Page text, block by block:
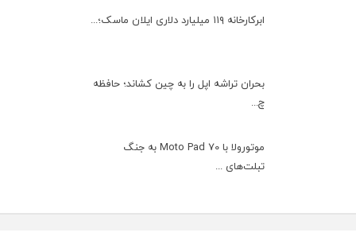
ابرکارخانه ۱۱۹ میلیارد دلاری ایلان ماسک؛...
بحران تراشه اپل را به چین کشاند؛ حافظه
چ...
موتورولا با Moto Pad 70 به جنگ
تبلت‌های ...